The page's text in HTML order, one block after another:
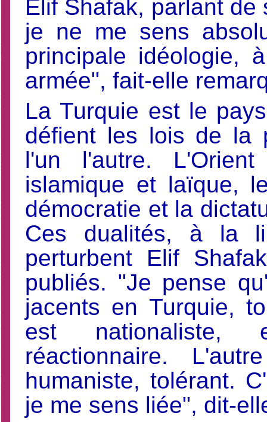
Elif Shafak, parlant
je ne me sens
principale idéologie,
armée", fait-elle
La Turquie est le
défient les lois de la
l'un l'autre.
islamique et laïque,
démocratie et la
Ces dualités, à la
perturbent Elif
publiés. "Je pense
jacents en Turquie,
est nationaliste,
réactionnaire.
humaniste, tolérant.
je me sens liée", dit-